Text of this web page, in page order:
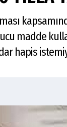
madde
hapis